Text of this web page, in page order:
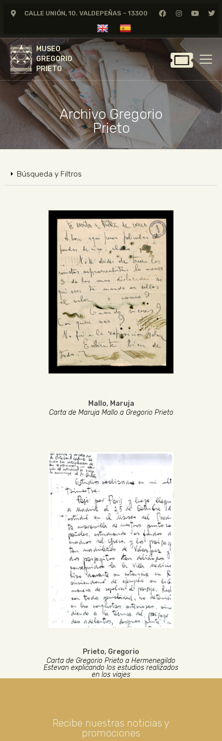
CALLE UNIÓN, 10. VALDEPEÑAS - 13300
MUSEO
GREGORIO
PRIETO
MUSEO
GREGORIO
PRIETO
GREGORIO PRIETO
MUSEO
ARCHIVO
CERTAMEN DE DIBUJO
FUNDACIÓN
NOTICIAS
Archivo Gregorio
Prieto
Búsqueda y Filtros
Mallo, Maruja
Carta de Maruja Mallo a Gregorio Prieto
Prieto, Gregorio
Carta de Gregorio Prieto a Hermenegildo
Estevan explicando los estudios realizados
en los viajes
Recibe nuestras noticias y
promociones